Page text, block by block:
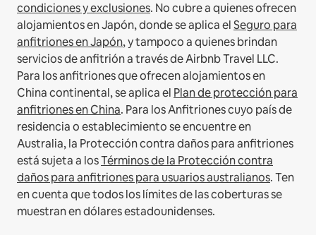
condiciones y exclusiones. No cubre a quienes ofrecen
alojamientos en Japón, donde se aplica elSeguro para
anfitriones en Japón, y tampoco a quienes brindan
servicios de anfitrión a través de Airbnb Travel LLC.
Para los anfitriones que ofrecen alojamientos en
China continental, se aplica el Plan de protección para
anfitriones en China. Para los Anfitriones cuyo país de
residencia o establecimiento se encuentre en
Australia, la Protección contra daños para anfitriones
está sujeta a losTérminos de la Protección contra
daños para anfitriones para usuarios australianos. Ten
en cuenta que todos los límites de las coberturas se
muestran en dólares estadounidenses.